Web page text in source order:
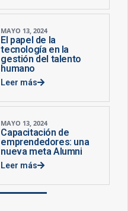
MAYO 13, 2024
El papel de la
tecnología en la
gestión del talento
humano
Leer más
MAYO 13, 2024
Capacitación de
emprendedores: una
nueva meta Alumni
Leer más